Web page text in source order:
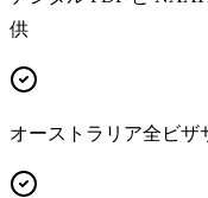
供
オーストラリア全ビザ